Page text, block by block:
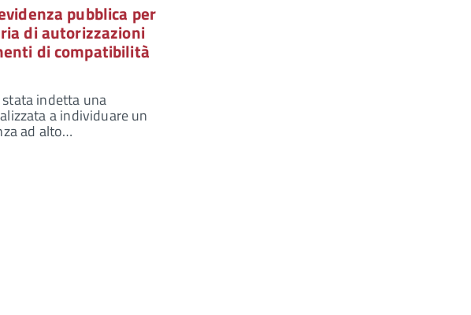
pubblica per
di autorizzazioni
di compatibilità
indetta una
a individuare un
ad alto…